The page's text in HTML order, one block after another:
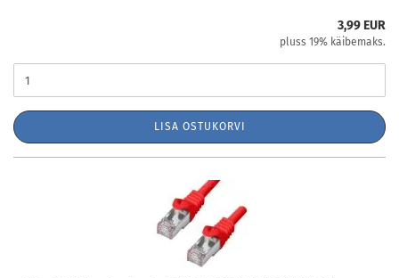
3,99 EUR
pluss 19% käibemaks.
LISA OSTUKORVI